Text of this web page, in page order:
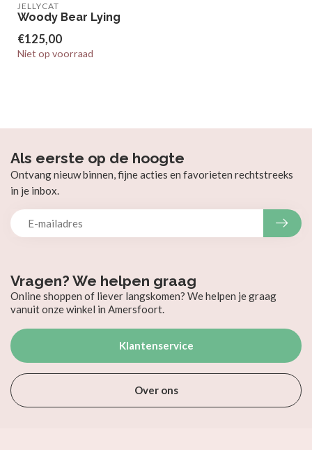
JELLYCAT
Woody Bear Lying
€125,00
Niet op voorraad
Vragen? We helpen graag
Online shoppen of liever langskomen? We helpen je graag
vanuit onze winkel in Amersfoort.
Klantenservice
Over ons
Als eerste op de hoogte
Ontvang nieuw binnen, fijne acties en favorieten rechtstreeks
in je inbox.